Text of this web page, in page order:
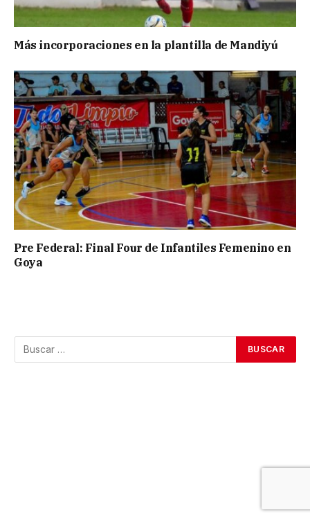
Más incorporaciones en la plantilla de Mandiyú
Pre Federal: Final Four de Infantiles Femenino en
Goya